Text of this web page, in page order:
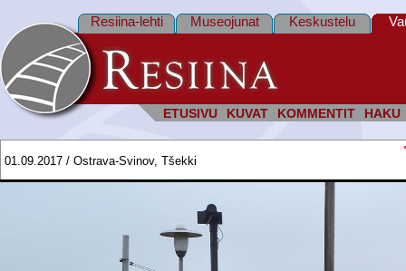
ETUSIVU KUVAT KOMMENTIT HAKU
Resiina-lehti Museojunat Keskustelu
01.09.2017 / Ostrava-Svinov, Tšekki